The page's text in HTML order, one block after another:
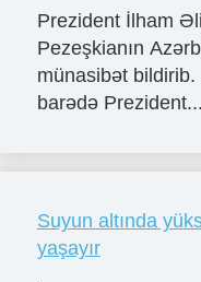
Prezident İlham
Pezeşkianın
münasibət
barədə Prezident...
Suyun altında
yaşayır